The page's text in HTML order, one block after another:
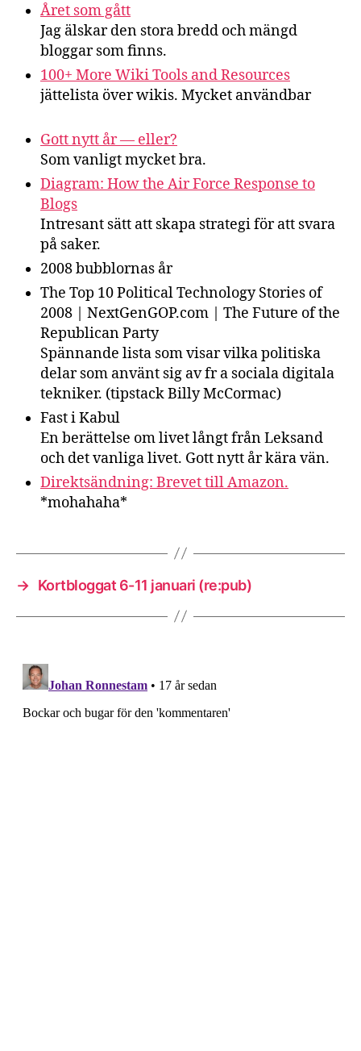
Året som gått
Jag älskar den stora bredd och mängd
bloggar som finns.
100+ More Wiki Tools and Resources
jättelista över wikis. Mycket användbar
Gott nytt år — eller?
Som vanligt mycket bra.
Diagram: How the Air Force Response to
Blogs
Intresant sätt att skapa strategi för att svara
på saker.
2008 bubblornas år
The Top 10 Political Technology Stories of
2008 | NextGenGOP.com | The Future of the
Republican Party
Spännande lista som visar vilka politiska
delar som använt sig av fr a sociala digitala
tekniker. (tipstack Billy McCormac)
Fast i Kabul
En berättelse om livet långt från Leksand
och det vanliga livet. Gott nytt år kära vän.
Direktsändning: Brevet till Amazon.
*mohahaha*
→ Kortbloggat 6-11 januari (re:pub)